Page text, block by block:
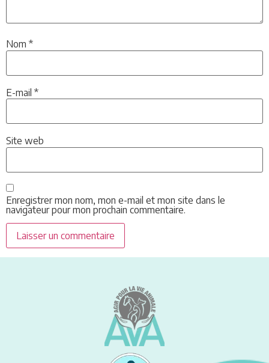
Nom *
E-mail *
Site web
Enregistrer mon nom, mon e-mail et mon site dans le
navigateur pour mon prochain commentaire.